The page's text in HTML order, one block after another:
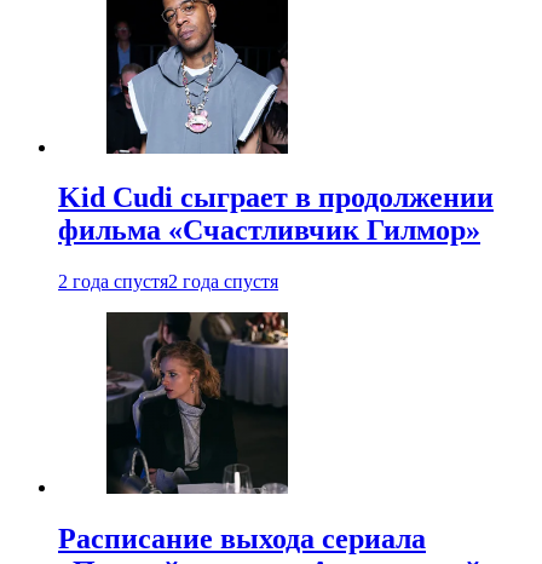
Kid Cudi сыграет в продолжении
фильма «Счастливчик Гилмор»
2 года спустя2 года спустя
Расписание выхода сериала